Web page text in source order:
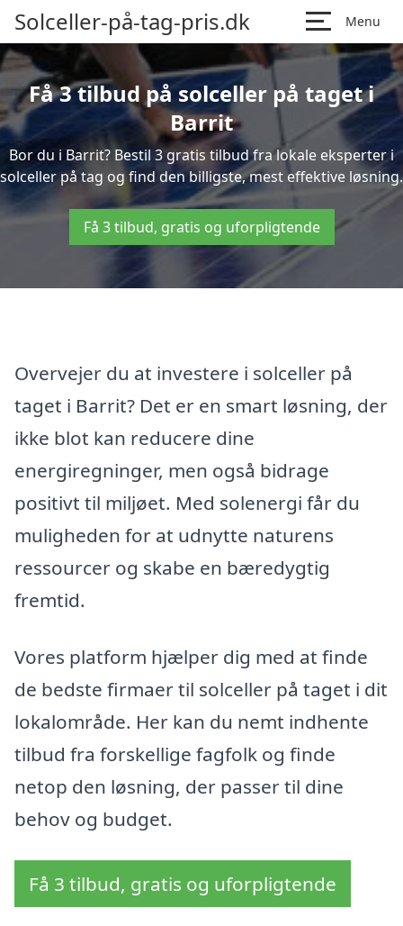
Solceller-på-tag-pris.dk Menu
Få 3 tilbud på solceller på taget i
Barrit
Bor du i Barrit? Bestil 3 gratis tilbud fra lokale eksperter i
solceller på tag og find den billigste, mest effektive løsning.
Få 3 tilbud, gratis og uforpligtende
Overvejer du at investere i solceller på
taget i Barrit? Det er en smart løsning, der
ikke blot kan reducere dine
energiregninger, men også bidrage
positivt til miljøet. Med solenergi får du
muligheden for at udnytte naturens
ressourcer og skabe en bæredygtig
fremtid.
Vores platform hjælper dig med at finde
de bedste firmaer til solceller på taget i dit
lokalområde. Her kan du nemt indhente
tilbud fra forskellige fagfolk og finde
netop den løsning, der passer til dine
behov og budget.
Få 3 tilbud, gratis og uforpligtende